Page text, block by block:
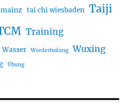
tai chi wiesbaden Taiji
Training
Wasser Wiederholung Wuxing
Übung